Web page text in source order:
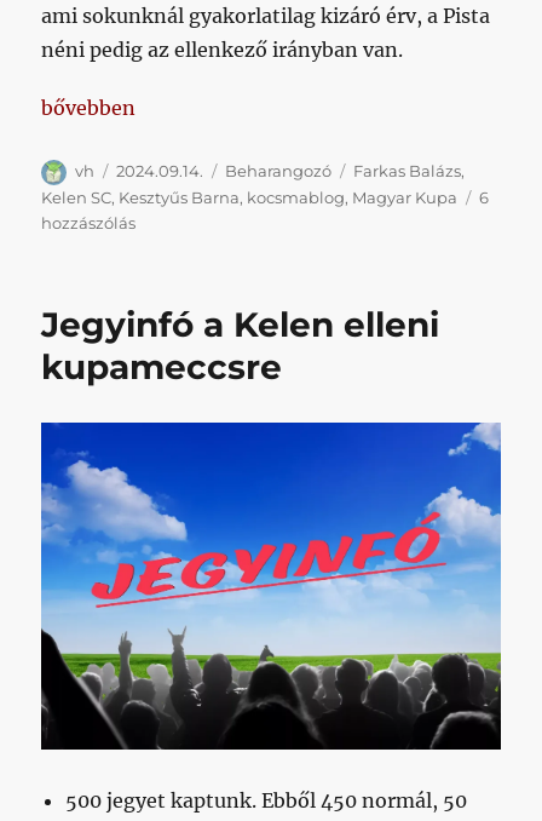
ami sokunknál gyakorlatilag kizáró érv, a Pista
néni pedig az ellenkező irányban van.
„Késő őszies idő, kupameccs, Dél-Pest Dél-Buda
bővebben
Szerző
vh Közzétéve
2024.09.14. Kategória
Beharangozó Címke
Farkas Balázs,
Kelen SC, Kesztyűs Barna, kocsmablog, Magyar Kupa
6
hozzászólásKéső
Dél-
Dél-
ellen
Jegyinfó a Kelen elleni
kupameccsre
500 jegyet kaptunk. Ebből 450 normál, 50